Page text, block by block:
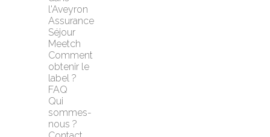
l'Aveyron
Assurance
Séjour
Meetch
Comment
obtenir le
label ?
FAQ
Qui
sommes-
nous ?